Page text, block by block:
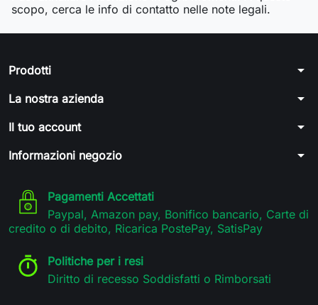
scopo, cerca le info di contatto nelle note legali.
Prodotti arrow_drop_down
La nostra azienda arrow_drop_down
Il tuo account arrow_drop_down
Informazioni negozio arrow_drop_down
Pagamenti Accettati
Paypal, Amazon pay, Bonifico bancario, Carte di
credito o di debito, Ricarica PostePay, SatisPay
Politiche per i resi
Diritto di recesso Soddisfatti o Rimborsati